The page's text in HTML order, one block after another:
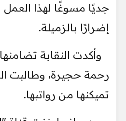
جديًا مسوغًا لهذا العمل
إضرارًا بالزميلة.
وأكدت النقابة
رحمة حجيرة، وطالبت
تميكنها من رواتبها.